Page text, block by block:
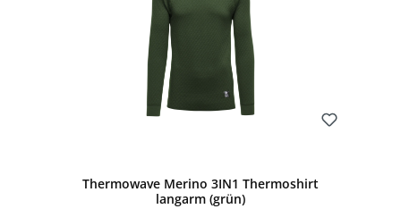
Thermowave Merino 3IN1 Thermoshirt
langarm (grün)